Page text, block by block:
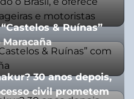
& Ruínas”
30 anos depois,
civil prometem